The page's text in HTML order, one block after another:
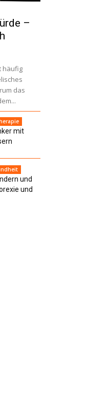
–
häufig
das
mit
und
und